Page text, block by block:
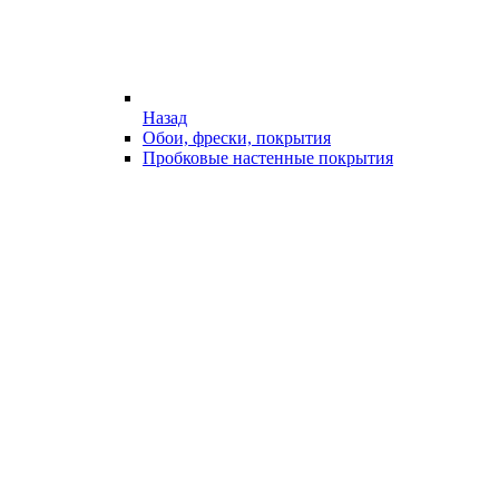
Назад
Обои, фрески, покрытия
Пробковые настенные покрытия